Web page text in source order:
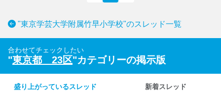
"東京学芸大学附属竹早小学校"のスレッド一覧
合わせてチェックしたい
"東京都 23区"カテゴリーの掲示版
盛り上がっているスレッド 新着スレッド